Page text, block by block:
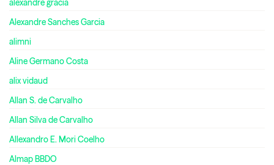
alexandre gracia
Alexandre Sanches Garcia
alimni
Aline Germano Costa
alix vidaud
Allan S. de Carvalho
Allan Silva de Carvalho
Allexandro E. Mori Coelho
Almap BBDO